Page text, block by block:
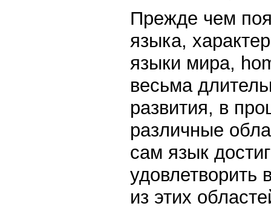
Прежде чем
языка,
языки мира,
весьма
развития, в
различные
сам язык
удовлетворить
из этих